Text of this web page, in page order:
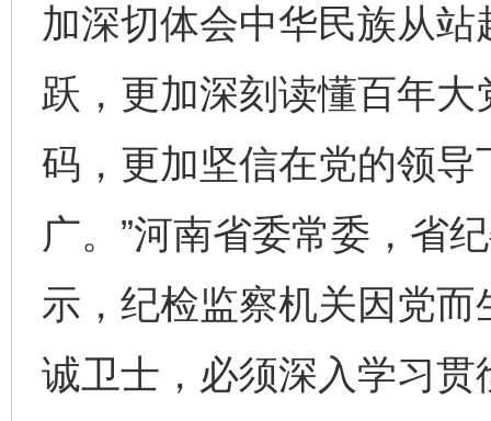
加深切体会中华民族从
跃，更加深刻读懂百年
码，更加坚信在党的领导
广。”河南省委常委，省
示，纪检监察机关因党
诚卫士，必须深入学习